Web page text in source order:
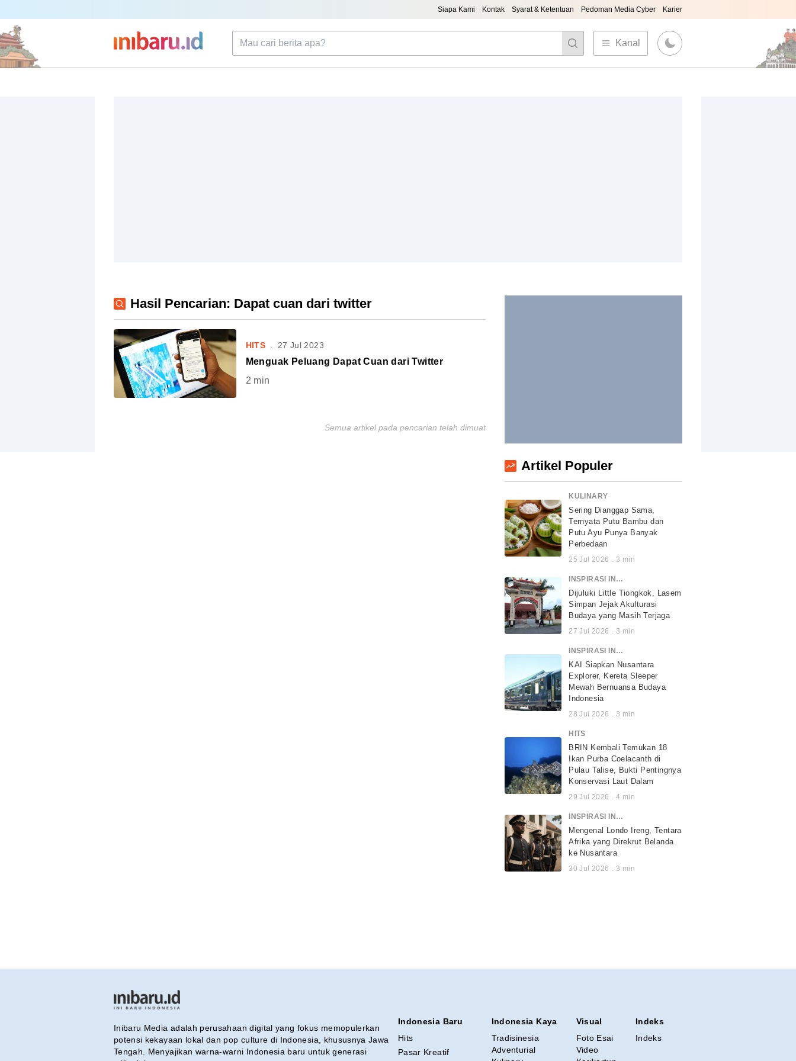
Siapa Kami Kontak Syarat & Ketentuan Pedoman Media Cyber Karier
Kanal
Hasil Pencarian: Dapat cuan dari twitter
HITS 27 Jul 2023
Menguak Peluang Dapat Cuan dari Twitter
2 min
Semua artikel pada pencarian telah dimuat
Artikel Populer
KULINARY
Sering Dianggap Sama,
Ternyata Putu Bambu dan
Putu Ayu Punya Banyak
Perbedaan
25 Jul 2026 . 3 min
INSPIRASI INDONESIA
Dijuluki Little Tiongkok, Lasem
Simpan Jejak Akulturasi
Budaya yang Masih Terjaga
27 Jul 2026 . 3 min
INSPIRASI INDONESIA
KAI Siapkan Nusantara
Explorer, Kereta Sleeper
Mewah Bernuansa Budaya
Indonesia
28 Jul 2026 . 3 min
HITS
BRIN Kembali Temukan 18
Ikan Purba Coelacanth di
Pulau Talise, Bukti Pentingnya
Konservasi Laut Dalam
29 Jul 2026 . 4 min
INSPIRASI INDONESIA
Mengenal Londo Ireng, Tentara
Afrika yang Direkrut Belanda
ke Nusantara
30 Jul 2026 . 3 min
Inibaru Media adalah perusahaan digital yang fokus memopulerkan
potensi kekayaan lokal dan pop culture di Indonesia, khususnya Jawa
Tengah. Menyajikan warna-warni Indonesia baru untuk generasi
Indonesia Baru
Hits
Pasar Kreatif
Indonesia Kaya
Tradisinesia
Adventurial
Visual
Foto Esai
Video
Indeks
Indeks